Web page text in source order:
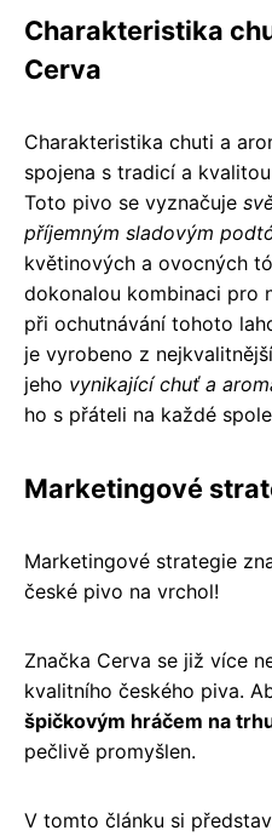
Charakteristika
Cerva
Charakteristika chuti a
spojena s tradicí a
Toto pivo se vyznačuje
příjemným sladovým
květinových a ovocných
dokonalou kombinaci pro
při ochutnávání tohoto
je vyrobeno z
jeho vynikající chuť a
ho s přáteli na každé
Marketingové
Marketingové strategie
české pivo na vrchol!
Značka Cerva se již více
kvalitního českého piva.
špičkovým hráčem na
pečlivě promyšlen.
V tomto článku si